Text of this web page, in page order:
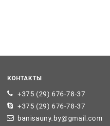
КОНТАКТЫ
+375 (29) 676-78-37
+375 (29) 676-78-37
banisauny.by@gmail.com